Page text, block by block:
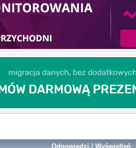
Odpowiedzi /Wyświetleń